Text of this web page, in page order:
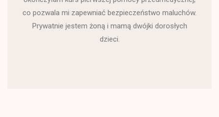
co pozwala mi zapewniać bezpieczeństwo maluchów.
Prywatnie jestem żoną i mamą dwójki dorosłych
dzieci.